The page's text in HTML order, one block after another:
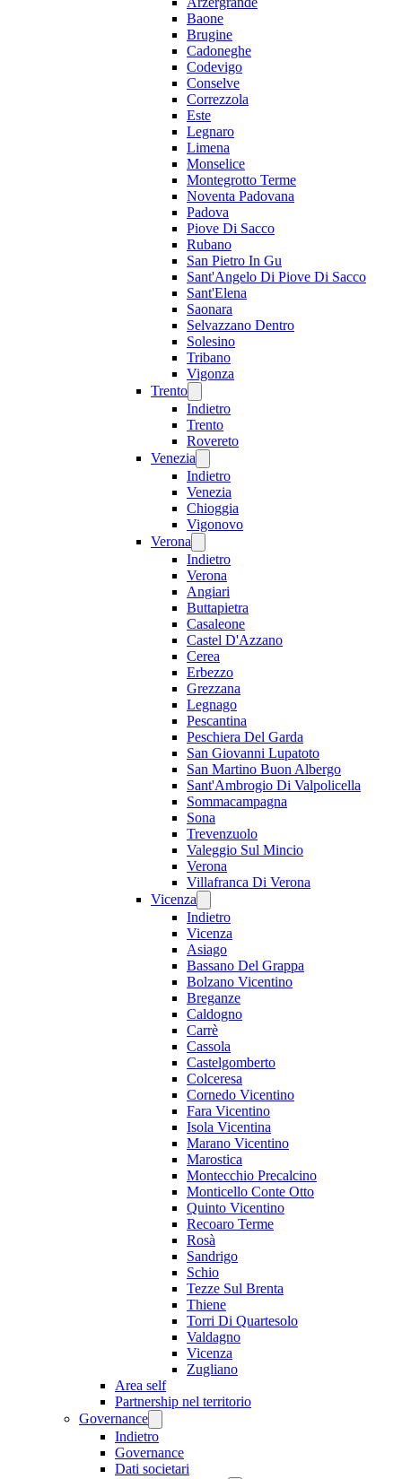
Baone
Brugine
Cadoneghe
Codevigo
Conselve
Correzzola
Este
Legnaro
Limena
Monselice
Montegrotto Terme
Noventa Padovana
Padova
Piove Di Sacco
Rubano
San Pietro In Gu
Sant'Angelo Di Piove Di Sacco
Sant'Elena
Saonara
Selvazzano Dentro
Solesino
Tribano
Vigonza
Trento
Indietro
Trento
Rovereto
Venezia
Indietro
Venezia
Chioggia
Vigonovo
Verona
Indietro
Verona
Angiari
Buttapietra
Casaleone
Castel D'Azzano
Cerea
Erbezzo
Grezzana
Legnago
Pescantina
Peschiera Del Garda
San Giovanni Lupatoto
San Martino Buon Albergo
Sant'Ambrogio Di Valpolicella
Sommacampagna
Sona
Trevenzuolo
Valeggio Sul Mincio
Verona
Villafranca Di Verona
Vicenza
Indietro
Vicenza
Asiago
Bassano Del Grappa
Bolzano Vicentino
Breganze
Caldogno
Carrè
Cassola
Castelgomberto
Colceresa
Cornedo Vicentino
Fara Vicentino
Isola Vicentina
Marano Vicentino
Marostica
Montecchio Precalcino
Monticello Conte Otto
Quinto Vicentino
Recoaro Terme
Rosà
Sandrigo
Schio
Tezze Sul Brenta
Thiene
Torri Di Quartesolo
Valdagno
Vicenza
Zugliano
Area self
Partnership nel territorio
Governance
Indietro
Governance
Dati societari